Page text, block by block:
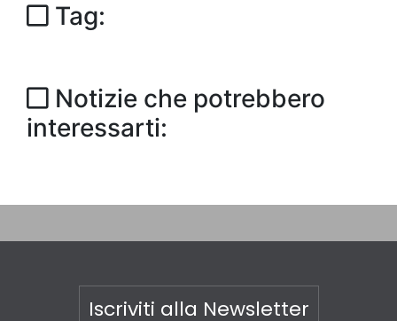
Tag:
Notizie che potrebbero
interessarti:
Iscriviti alla Newsletter